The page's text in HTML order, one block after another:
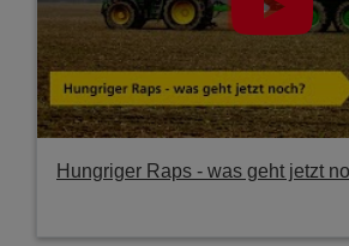
Hungriger Raps - was geht jetzt